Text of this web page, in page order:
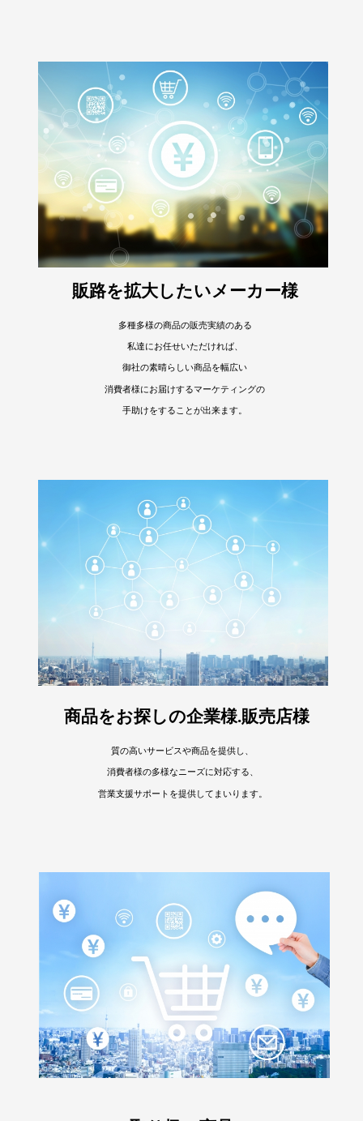
販路を拡大したいメーカー様
多種多様の商品の販売実績のある
私達にお任せいただければ、
御社の素晴らしい商品を幅広い
消費者様にお届けするマーケティングの
手助けをすることが出来ます。
商品をお探しの企業様.販売店様
質の高いサービスや商品を提供し、
消費者様の多様なニーズに対応する、
営業支援サポートを提供してまいります。